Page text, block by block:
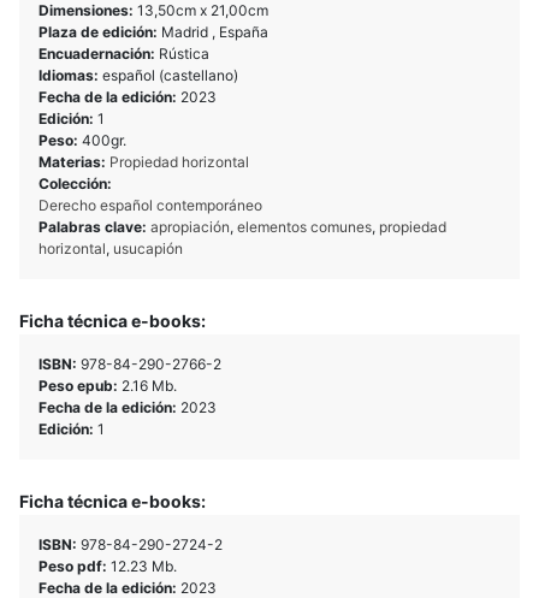
Dimensiones: 13,50cm x 21,00cm
Plaza de edición: Madrid , España
Encuadernación: Rústica
Idiomas: español (castellano)
Fecha de la edición: 2023
Edición: 1
Peso: 400gr.
Materias: Propiedad horizontal
Colección:
Derecho español contemporáneo
Palabras clave: apropiación, elementos comunes, propiedad
horizontal, usucapión
Ficha técnica e-books:
ISBN: 978-84-290-2766-2
Peso epub: 2.16 Mb.
Fecha de la edición: 2023
Edición: 1
Ficha técnica e-books:
ISBN: 978-84-290-2724-2
Peso pdf: 12.23 Mb.
Fecha de la edición: 2023